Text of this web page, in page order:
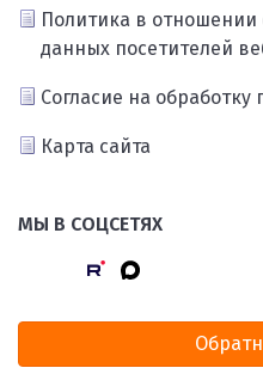
Политика в
данных посетителей
Согласие на
Карта сайта
МЫ В СОЦСЕТЯХ